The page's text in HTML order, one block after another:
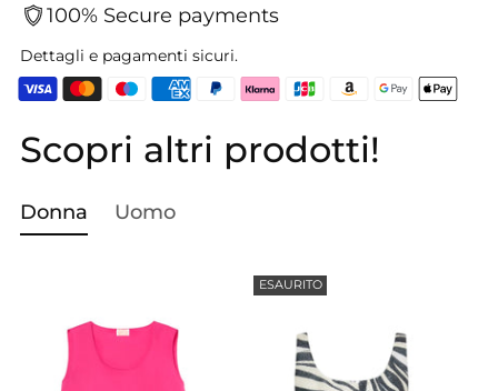
100% Secure payments
Dettagli e pagamenti sicuri.
Aggiungere
un
al
Scopri altri prodotti!
Donna Uomo
ESAURITO